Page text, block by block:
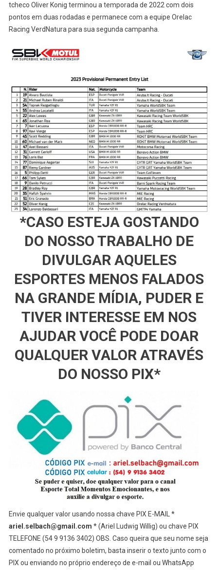
tcheco Oliver Konig terminou a temporada de 2022 com dois
pontos em duas rodadas e permanece com a equipe Orelac
Racing VerdNatura para sua segunda campanha.
*CASO ESTEJA GOSTANDO
DO NOSSO TRABALHO DE
DIVULGAR AQUELES
ESPORTES MENOS FALADOS
NA GRANDE MÍDIA, PUDER E
TIVER INTERESSE EM NOS
AJUDAR VOCÊ PODE DOAR
QUALQUER VALOR ATRAVÉS
DO NOSSO PIX*
Envie qualquer valor usando nossa chave PIX E-MAIL *
ariel.selbach@gmail.com * (Ariel Ludwig Willig) ou chave PIX
TELEFONE (54 9 9136 3402) OBS. Caso queira que seu nome seja
comentado no próximo boletim, basta inserir o texto junto com o
PIX ou enviando no próprio endereço de e-mail ou WhatsApp